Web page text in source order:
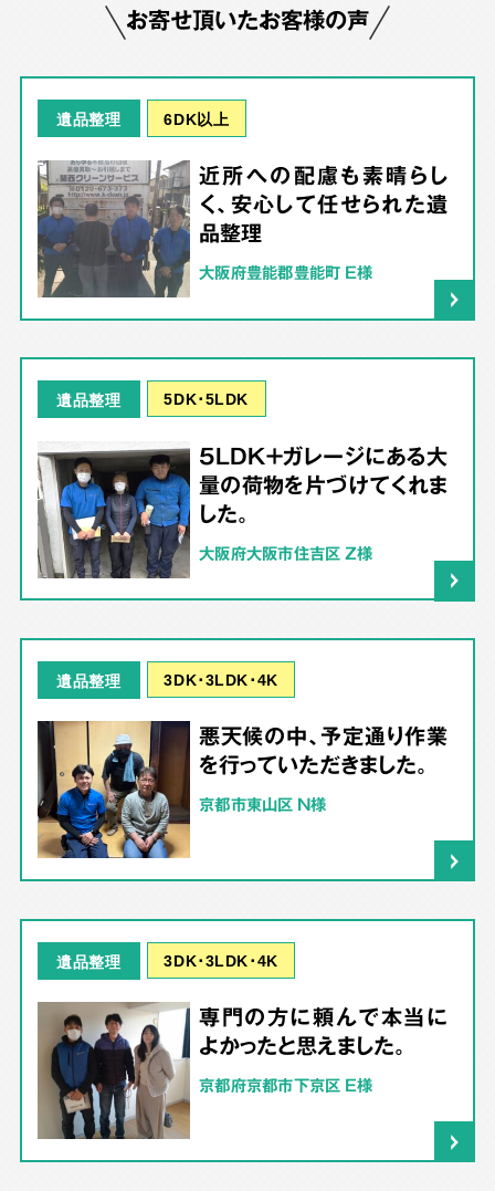
お寄せ頂いたお客様の声
遺品整理 6DK以上
近所への配慮も素晴らし
く、安心して任せられた遺
品整理
大阪府豊能郡豊能町 E様
遺品整理 5DK･5LDK
5LDK＋ガレージにある大
量の荷物を片づけてくれま
した。
大阪府大阪市住吉区 Z様
遺品整理 3DK･3LDK･4K
悪天候の中、予定通り作業
を行っていただきました。
京都市東山区 N様
遺品整理 3DK･3LDK･4K
専門の方に頼んで本当に
よかったと思えました。
京都府京都市下京区 E様